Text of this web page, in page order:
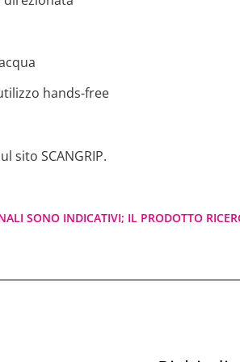
hands-free
sito SCANGRIP.
SONO INDICATIVI; IL PRODOTTO